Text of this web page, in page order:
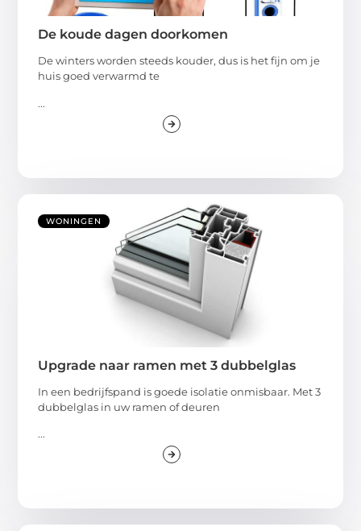
De koude dagen doorkomen
De winters worden steeds kouder, dus is het fijn om je
huis goed verwarmd te
...
WONINGEN
Upgrade naar ramen met 3 dubbelglas
In een bedrijfspand is goede isolatie onmisbaar. Met 3
dubbelglas in uw ramen of deuren
...